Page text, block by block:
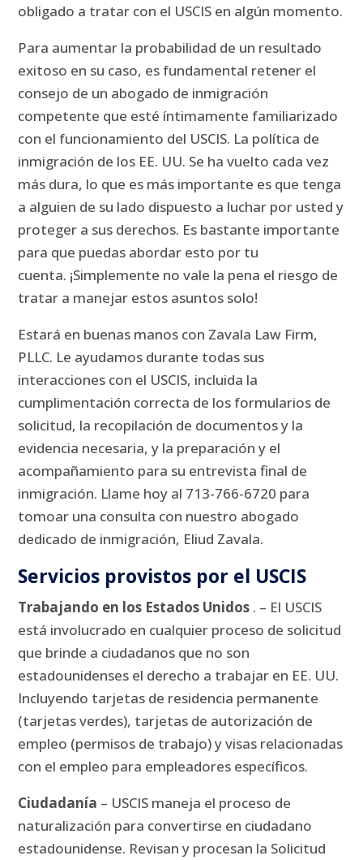
obligado a tratar con el USCIS en algún momento.
Para aumentar la probabilidad de un resultado
exitoso en su caso, es fundamental retener el
consejo de un abogado de inmigración
competente que esté íntimamente familiarizado
con el funcionamiento del USCIS. La política de
inmigración de los EE. UU. Se ha vuelto cada vez
más dura, lo que es más importante es que tenga
a alguien de su lado dispuesto a luchar por usted y
proteger a sus derechos. Es bastante importante
para que puedas abordar esto por tu
cuenta. ¡Simplemente no vale la pena el riesgo de
tratar a manejar estos asuntos solo!
Estará en buenas manos con Zavala Law Firm,
PLLC. Le ayudamos durante todas sus
interacciones con el USCIS, incluida la
cumplimentación correcta de los formularios de
solicitud, la recopilación de documentos y la
evidencia necesaria, y la preparación y el
acompañamiento para su entrevista final de
inmigración. Llame hoy al 713-766-6720 para
tomoar una consulta con nuestro abogado
dedicado de inmigración, Eliud Zavala.
Servicios provistos por el USCIS
Trabajando en los Estados Unidos . – El USCIS
está involucrado en cualquier proceso de solicitud
que brinde a ciudadanos que no son
estadounidenses el derecho a trabajar en EE. UU.
Incluyendo tarjetas de residencia permanente
(tarjetas verdes), tarjetas de autorización de
empleo (permisos de trabajo) y visas relacionadas
con el empleo para empleadores específicos.
Ciudadanía – USCIS maneja el proceso de
naturalización para convertirse en ciudadano
estadounidense. Revisan y procesan la Solicitud